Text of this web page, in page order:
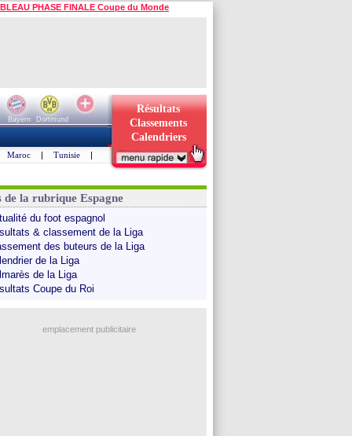
PHASE FINALE Coupe du Monde
Bayern
Dortmund
Résultats
Classements
Calendriers
Maroc | Tunisie |
de la rubrique Espagne
du foot espagnol
& classement de la Liga
des buteurs de la Liga
de la Liga
de la Liga
Coupe du Roi
emplacement publicitaire